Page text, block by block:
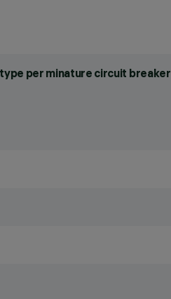
per minature circuit breaker